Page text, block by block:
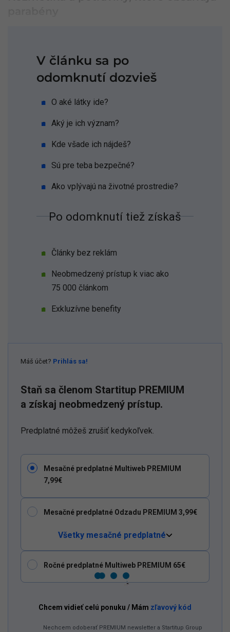
V článku sa po
odomknutí dozvieš
O aké látky ide?
Aký je ich význam?
Kde všade ich nájdeš?
Sú pre teba bezpečné?
Ako vplývajú na životné prostredie?
Po odomknutí tiež získaš
Články bez reklám
Neobmedzený prístup k viac ako
75 000 článkom
Exkluzívne benefity
Pridať ako preferovaný zdrojOdzadu, odkaz sa otvorí v novom okne
Máš účet? Prihlás sa!
Staň sa členom Startitup PREMIUM
a získaj neobmedzený prístup.
Predplatné môžeš zrušiť kedykoľvek.
Mesačné predplatné Multiweb PREMIUM
7,99€
Mesačné predplatné Odzadu PREMIUM 3,99€
Všetky mesačné predplatné
Ročné predplatné Multiweb PREMIUM 65€
Chcem vidieť celú ponuku / Mám zľavový kód
Nechcem odoberať PREMIUM newsletter a Startitup Group